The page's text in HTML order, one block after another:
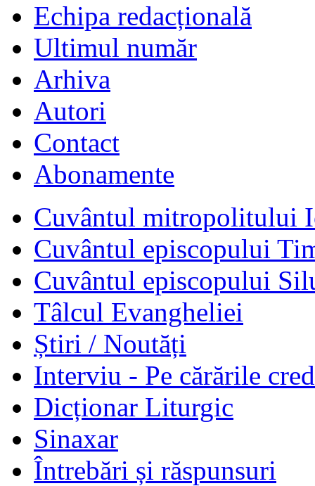
Echipa redacțională
Ultimul număr
Arhiva
Autori
Contact
Abonamente
Cuvântul mitropolitului
Cuvântul episcopului
Cuvântul episcopului
Tâlcul Evangheliei
Știri / Noutăți
Interviu - Pe cărările
Dicționar Liturgic
Sinaxar
Întrebări și răspunsuri